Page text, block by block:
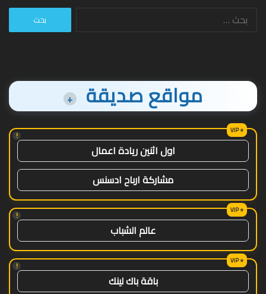
البحث
مواقع صديقة +
!
اول اثنين ريادة اعمال
مشاركة ارباح ادسنس
!
عالم الشباب
!
باقة باك لينك